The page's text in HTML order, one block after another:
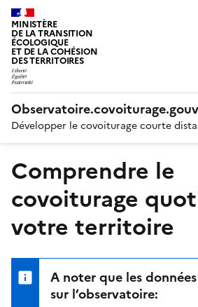
MINISTÈRE
DE LA TRANSITION
ÉCOLOGIQUE
ET DE LA COHÉSION
DES TERRITOIRES
Développer le covoiturage courte
Comprendre le
covoiturage
votre territoire
A noter que les
sur l’observatoire: